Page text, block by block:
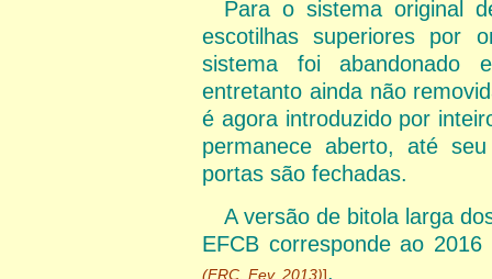
Para o sistema original
escotilhas superiores por
sistema foi abandonado
entretanto ainda não
é agora introduzido por
permanece aberto, até
portas são fechadas.
A versão de bitola larga
EFCB corresponde ao
(FRC, Fev. 2013)].